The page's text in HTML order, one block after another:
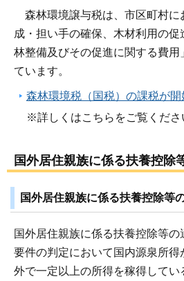
森林環境譲与税は、市区町村に
成・担い手の確保、木材利用の
林整備及びその促進に関する費
ています。
森林環境税（国税）の課税が開
※詳しくはこちらをご覧くださ
国外居住親族に係る扶養控除
国外居住親族に係る扶養控除等
国外居住親族に係る扶養控除等
要件の判定において国内源泉所得
外で一定以上の所得を稼得してい